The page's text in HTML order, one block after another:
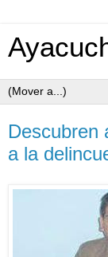
Descubren
a la